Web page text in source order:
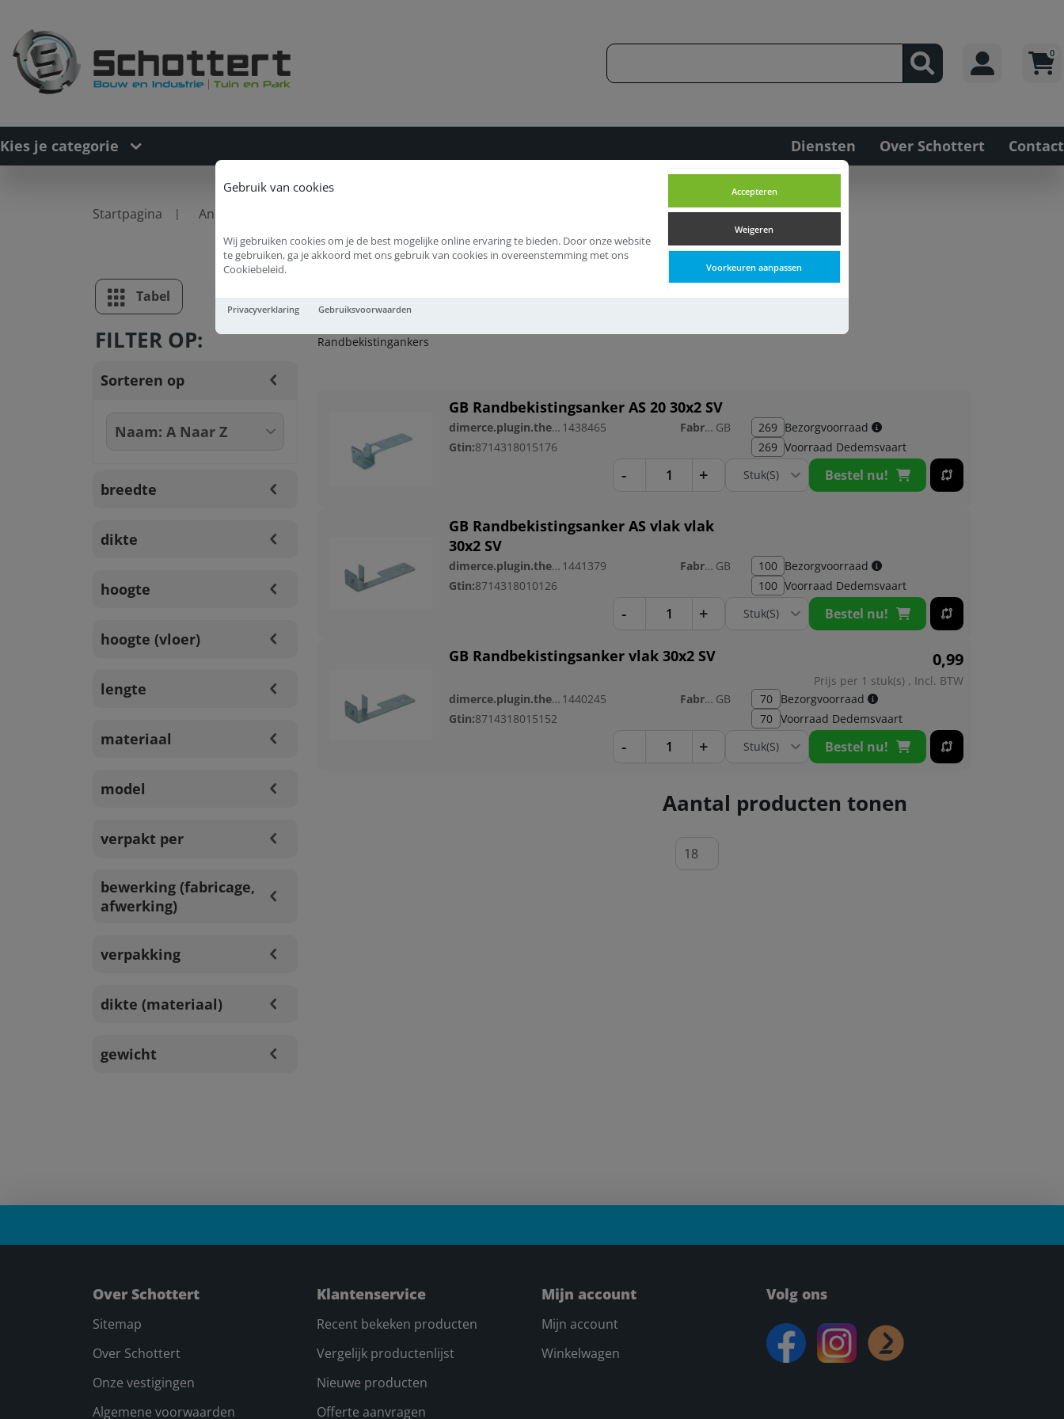
Gebruik van cookies
Wij gebruiken cookies om je de best mogelijke online ervaring te bieden. Door onze website
te gebruiken, ga je akkoord met ons gebruik van cookies in overeenstemming met ons
Cookiebeleid.
Accepteren
Weigeren
Voorkeuren aanpassen
Privacyverklaring Gebruiksvoorwaarden
0
Kies je categorie Diensten Over Schottert Contact
Startpagina Ankerwerk
Tabel Lijst
FILTER OP:
Sorteren op
breedte
dikte
hoogte
hoogte (vloer)
lengte
materiaal
model
verpakt per
bewerking (fabricage,
afwerking)
verpakking
dikte (materiaal)
gewicht
Randbekistingankers
Randbekistingankers
GB Randbekistingsanker AS 20 30x2 SV
dimerce.plugin.theme.productnr: 1438465 Fabrikant: GB
Gtin:8714318015176
269 Bezorgvoorraad
269 Voorraad Dedemsvaart
- + Bestel nu!
GB Randbekistingsanker AS vlak vlak
30x2 SV
dimerce.plugin.theme.productnr: 1441379 Fabrikant: GB
Gtin:8714318010126
100 Bezorgvoorraad
100 Voorraad Dedemsvaart
- + Bestel nu!
GB Randbekistingsanker vlak 30x2 SV 0,99
Prijs per 1 stuk(s) , Incl. BTW
dimerce.plugin.theme.productnr: 1440245 Fabrikant: GB
Gtin:8714318015152
70
Bezorgvoorraad
70 Voorraad Dedemsvaart
- + Bestel nu!
Aantal producten tonen
Over Schottert
Sitemap
Over Schottert
Onze vestigingen
Algemene voorwaarden
Klantenservice
Recent bekeken producten
Vergelijk productenlijst
Nieuwe producten
Offerte aanvragen
Mijn account
Mijn account
Winkelwagen
Volg ons